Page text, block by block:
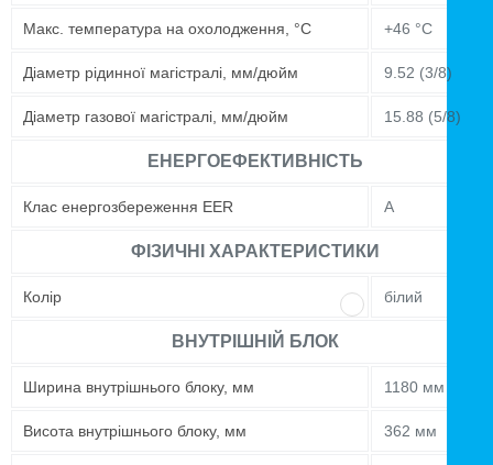
Макс. температура на охолодження, °C +46 °C
Діаметр рідинної магістралі, мм/дюйм 9.52 (3/8)
Діаметр газової магістралі, мм/дюйм 15.88 (5/8)
ЕНЕРГОЕФЕКТИВНІСТЬ
Клас енергозбереження EER A
ФІЗИЧНІ ХАРАКТЕРИСТИКИ
Колір білий
ВНУТРІШНІЙ БЛОК
Ширина внутрішнього блоку, мм 1180 мм
Висота внутрішнього блоку, мм 362 мм